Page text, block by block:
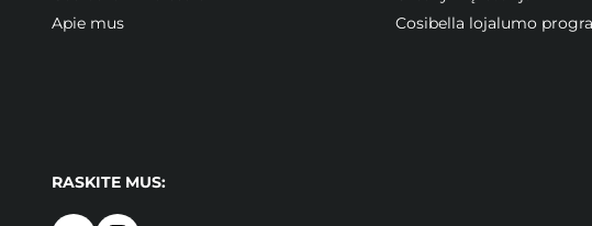
Apie mus
Cosibella lojalumo
RASKITE MUS: